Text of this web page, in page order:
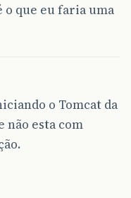
que eu faria uma
o Tomcat da
não esta com